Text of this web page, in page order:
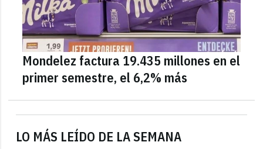
LO MÁS LEÍDO DE LA SEMANA
Mondelez factura 19.435 millones en el
primer semestre, el 6,2% más